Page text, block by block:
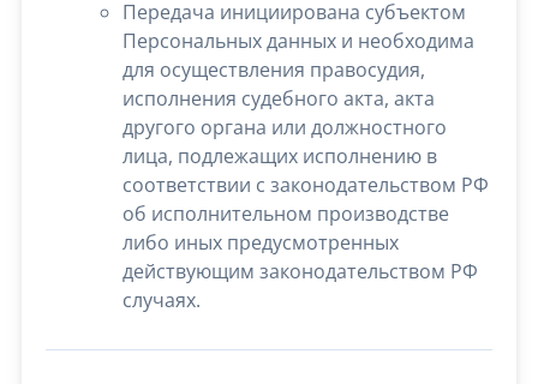
Передача инициирована субъектом
Персональных данных и необходима
для осуществления правосудия,
исполнения судебного акта, акта
другого органа или должностного
лица, подлежащих исполнению в
соответствии с законодательством РФ
об исполнительном производстве
либо иных предусмотренных
действующим законодательством РФ
случаях.